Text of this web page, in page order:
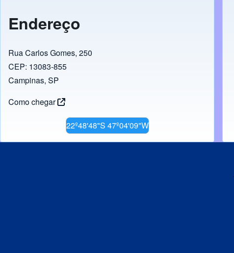
Endereço
Rua Carlos Gomes, 250
CEP: 13083-855
Campinas, SP
Como chegar
22º48'48"S 47º04'09"W